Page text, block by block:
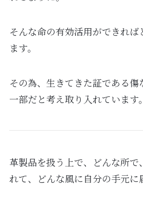
そんな命の有効活用ができれば
ます。
その為、生きてきた証である傷
一部だと考え取り入れています。
革製品を扱う上で、どんな所で
れて、どんな風に自分の手元に